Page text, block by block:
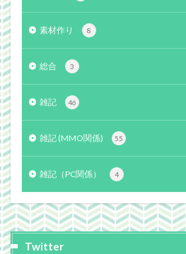
素材作り 8
総合 3
雑記 46
雑記 (MMO関係) 55
雑記（PC関係） 4
Twitter